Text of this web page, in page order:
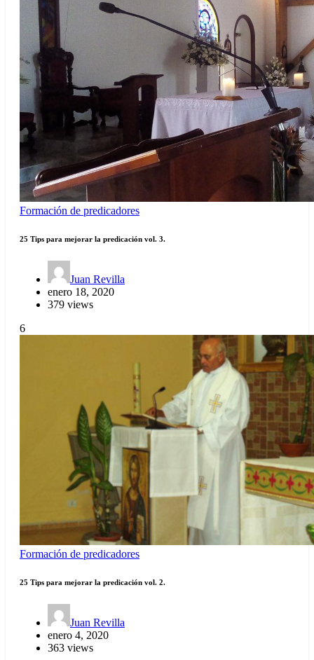
Formación de predicadores
25 Tips para mejorar la predicación vol. 3.
Juan Revilla
enero 18, 2020
379 views
6
Formación de predicadores
25 Tips para mejorar la predicación vol. 2.
Juan Revilla
enero 4, 2020
363 views